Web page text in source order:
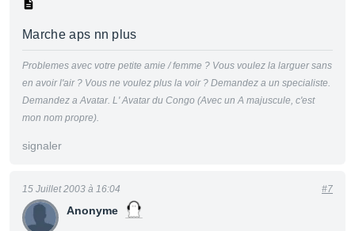
Marche aps nn plus
Problemes avec votre petite amie / femme ? Vous voulez la larguer sans
en avoir l'air ? Vous ne voulez plus la voir ? Demandez a un specialiste.
Demandez a Avatar. L' Avatar du Congo (Avec un A majuscule, c'est
mon nom propre).
signaler
Anonyme
15 Juillet 2003 à 16:04 #7